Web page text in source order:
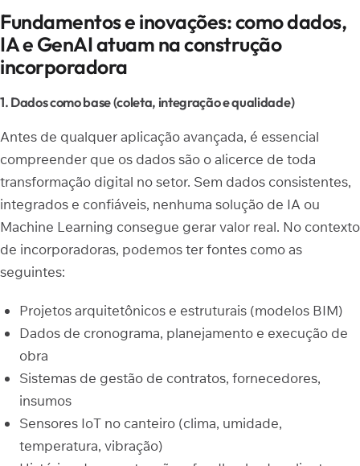
Fundamentos e inovações: como dados,
IA e GenAI atuam na construção
incorporadora
1. Dados como base (coleta, integração e qualidade)
Antes de qualquer aplicação avançada, é essencial
compreender que os dados são o alicerce de toda
transformação digital no setor. Sem dados consistentes,
integrados e confiáveis, nenhuma solução de IA ou
Machine Learning consegue gerar valor real. No contexto
de incorporadoras, podemos ter fontes como as
seguintes:
Projetos arquitetônicos e estruturais (modelos BIM)
Dados de cronograma, planejamento e execução de
obra
Sistemas de gestão de contratos, fornecedores,
insumos
Sensores IoT no canteiro (clima, umidade,
temperatura, vibração)